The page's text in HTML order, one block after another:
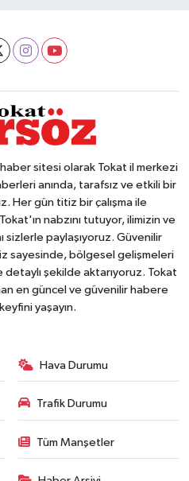
sitesi olarak Tokat il merkezi
anında, tarafsız ve etkili bir
Her gün titiz bir çalışma ile
nabzını tutuyor, ilimizin ve
sizlerle paylaşıyoruz. Güvenilir
sayesinde, bölgesel gelişmeleri
detaylı şekilde aktarıyoruz. Tokat
en güncel ve güvenilir habere
yaşayın.
Hava Durumu
Trafik Durumu
Tüm Manşetler